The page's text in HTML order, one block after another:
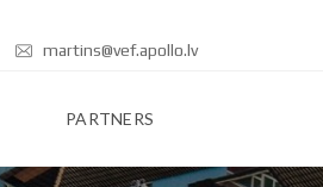
martins@vef.apollo.lv
PARTNERS